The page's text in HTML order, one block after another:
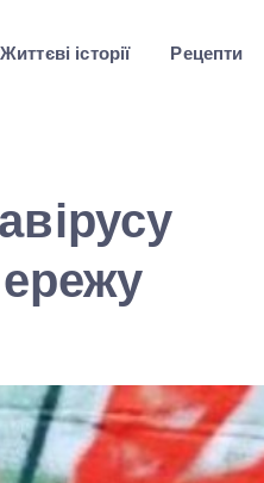
Життєві історії Рецепти